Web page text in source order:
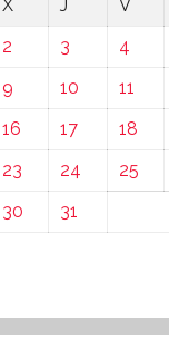
X J V
2 3 4
9 10 11
16 17 18
23 24 25
30 31